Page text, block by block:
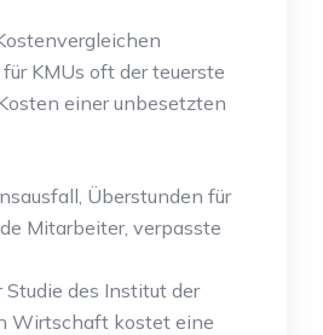
KMUs oft der teuerste
einer unbesetzten
Überstunden für
Mitarbeiter, verpasste
Studie des Institut der
Wirtschaft kostet eine